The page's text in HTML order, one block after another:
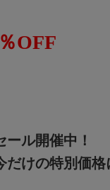
OFF
ル開催中！
だけの特別価格